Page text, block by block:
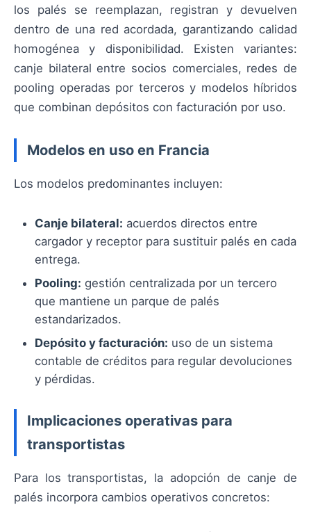
los palés se reemplazan, registran y devuelven
dentro de una red acordada, garantizando calidad
homogénea y disponibilidad. Existen variantes:
canje bilateral entre socios comerciales, redes de
pooling operadas por terceros y modelos híbridos
que combinan depósitos con facturación por uso.
Modelos en uso en Francia
Los modelos predominantes incluyen:
Canje bilateral: acuerdos directos entre
cargador y receptor para sustituir palés en cada
entrega.
Pooling: gestión centralizada por un tercero
que mantiene un parque de palés
estandarizados.
Depósito y facturación: uso de un sistema
contable de créditos para regular devoluciones
y pérdidas.
Implicaciones operativas para
transportistas
Para los transportistas, la adopción de canje de
palés incorpora cambios operativos concretos: